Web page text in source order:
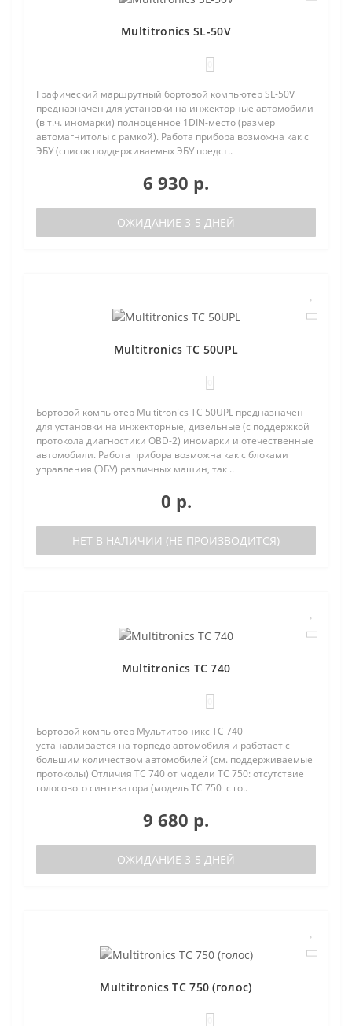
Multitronics SL-50V
Графический маршрутный бортовой компьютер SL-50V
предназначен для установки на инжекторные автомобили
(в т.ч. иномарки) полноценное 1DIN-место (размер
автомагнитолы с рамкой). Работа прибора возможна как с
ЭБУ (список поддерживаемых ЭБУ предст..
6 930 р.
ОЖИДАНИЕ 3-5 ДНЕЙ
Multitronics TC 50UPL
Бортовой компьютер Multitronics TC 50UPL предназначен
для установки на инжекторные, дизельные (с поддержкой
протокола диагностики OBD-2) иномарки и отечественные
автомобили. Работа прибора возможна как с блоками
управления (ЭБУ) различных машин, так ..
0 р.
НЕТ В НАЛИЧИИ (НЕ ПРОИЗВОДИТСЯ)
Multitronics TC 740
Бортовой компьютер Мультитроникс TC 740
устанавливается на торпедо автомобиля и работает с
большим количеством автомобилей (см. поддерживаемые
протоколы) Отличия TC 740 от модели TC 750: отсутствие
голосового синтезатора (модель TC 750 с го..
9 680 р.
ОЖИДАНИЕ 3-5 ДНЕЙ
Multitronics TC 750 (голос)